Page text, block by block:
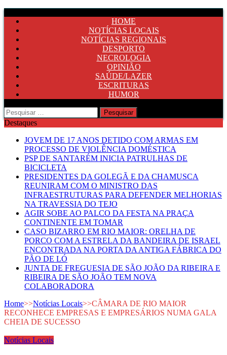
HOME
NOTÍCIAS LOCAIS
NOTÍCIAS REGIONAIS
DESPORTO
NECROLOGIA
OPINIÃO
SAÚDE/LAZER
ESCRITURAS
HUMOR
Pesquisar
por:
Destaques
JOVEM DE 17 ANOS DETIDO COM ARMAS EM
PROCESSO DE VIOLÊNCIA DOMÉSTICA
PSP DE SANTARÉM INICIA PATRULHAS DE
BICICLETA
PRESIDENTES DA GOLEGÃ E DA CHAMUSCA
REUNIRAM COM O MINISTRO DAS
INFRAESTRUTURAS PARA DEFENDER MELHORIAS
NA TRAVESSIA DO TEJO
AGIR SOBE AO PALCO DA FESTA NA PRAÇA
CONTINENTE EM TOMAR
CASO BIZARRO EM RIO MAIOR: ORELHA DE
PORCO COM A ESTRELA DA BANDEIRA DE ISRAEL
ENCONTRADA NA PORTA DA ANTIGA FÁBRICA DO
PÃO DE LÓ
JUNTA DE FREGUESIA DE SÃO JOÃO DA RIBEIRA E
RIBEIRA DE SÃO JOÃO TEM NOVA
COLABORADORA
Home>>Notícias Locais>>CÂMARA DE RIO MAIOR
RECONHECE EMPRESAS E EMPRESÁRIOS NUMA GALA
CHEIA DE SUCESSO
Notícias Locais